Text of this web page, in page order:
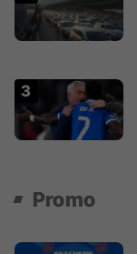
Promo